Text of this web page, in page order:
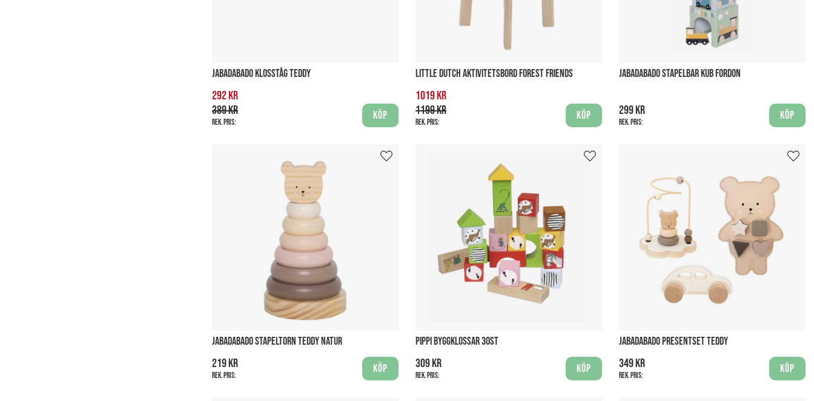
JABADABADO KLOSSTÅG TEDDY
292 kr
389 kr
Rek. pris:
Köp
LITTLE DUTCH AKTIVITETSBORD FOREST FRIENDS
1019 kr
1199 kr
Rek. pris:
Köp
JABADABADO STAPELBAR KUB FORDON
299 kr
Rek. pris:
Köp
JABADABADO STAPELTORN TEDDY NATUR
219 kr
Rek. pris:
Köp
PIPPI BYGGKLOSSAR 30ST
309 kr
Rek. pris:
Köp
JABADABADO PRESENTSET TEDDY
349 kr
Rek. pris:
Köp